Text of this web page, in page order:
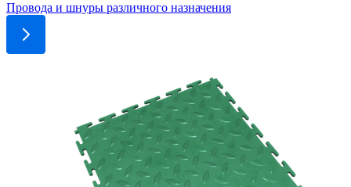
Провода и шнуры различного назначения